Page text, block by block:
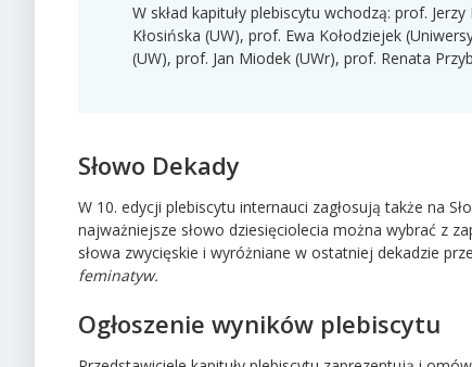
W skład kapituły plebiscytu wchodzą: prof.
Kłosińska (UW), prof. Ewa Kołodziejek
(UW), prof. Jan Miodek (UWr), prof. Renata
Słowo Dekady
W 10. edycji plebiscytu internauci zagłosują także na
najważniejsze słowo dziesięciolecia można wybrać z
słowa zwycięskie i wyróżniane w ostatniej dekadzie
feminatyw.
Ogłoszenie wyników plebiscytu